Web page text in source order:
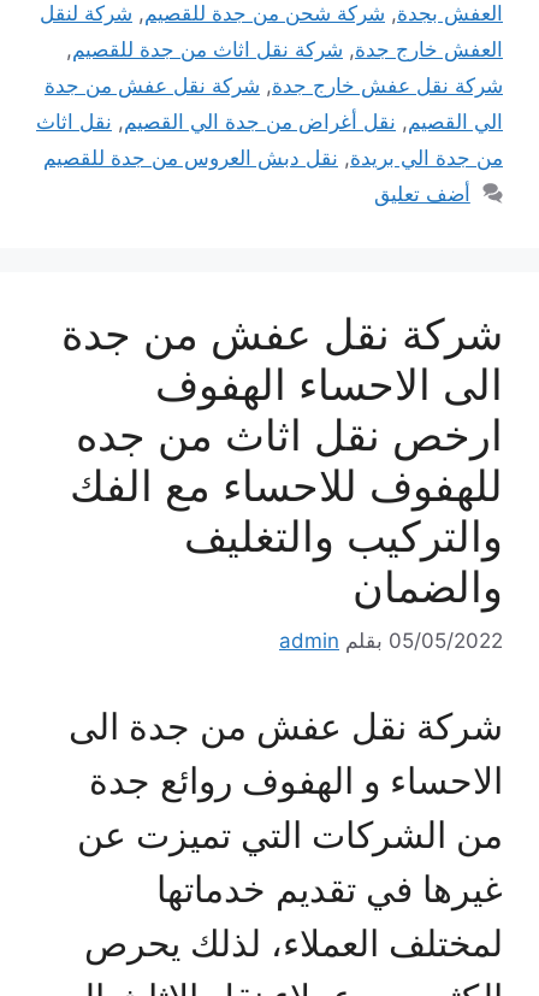
العفش بجدة, شركة شحن من جدة للقصيم, شركة لنقل
العفش خارج جدة, شركة نقل اثاث من جدة للقصيم,
شركة نقل عفش خارج جدة, شركة نقل عفش من جدة
الي القصيم, نقل أغراض من جدة الي القصيم, نقل اثاث
من جدة الي بريدة, نقل دبش العروس من جدة للقصيم
أضف تعليق
شركة نقل عفش من جدة
الى الاحساء الهفوف
ارخص نقل اثاث من جده
للهفوف للاحساء مع الفك
والتركيب والتغليف
والضمان
05/05/2022 بقلم admin
شركة نقل عفش من جدة الى
الاحساء و الهفوف روائع جدة
من الشركات التي تميزت عن
غيرها في تقديم خدماتها
لمختلف العملاء، لذلك يحرص